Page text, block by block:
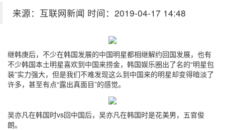
来源：互联网新闻 时间：2019-04-17 14:48
继韩庚后，不少在韩国发展的中国明星都相继解约回国发展，也有
不少韩国本土明星喜欢到中国来捞金，韩国娱乐圈出了名的“明星包
装”实力强大，但是我们不难发现这么到中国来的明星却变得暗淡了
许多，甚至有点“露出真面目”的感觉。
吴亦凡在韩国时vs回中国后，吴亦凡在韩国时是花美男，五官俊
朗。